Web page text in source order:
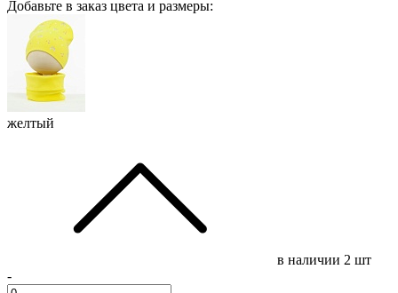
Добавьте в заказ цвета и размеры:
желтый
в наличии 2 шт
-